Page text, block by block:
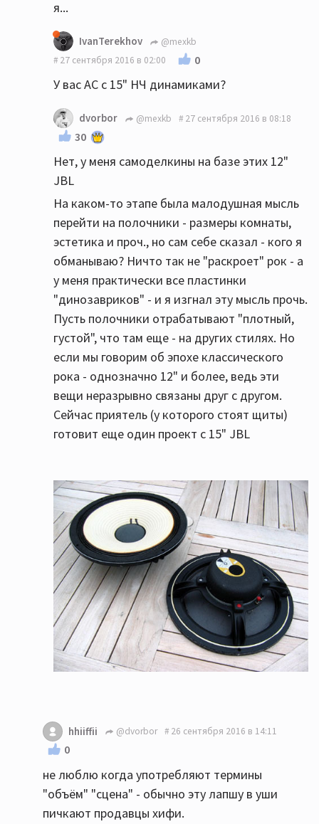
я...
IvanTerekhov
@mexkb
27 сентября 2016 в 02:00
0
У вас АС с 15" НЧ динамиками?
dvorbor @mexkb 27 сентября 2016 в 08:18
30
Нет, у меня самоделкины на базе этих 12"
JBL
На каком-то этапе была малодушная мысль
перейти на полочники - размеры комнаты,
эстетика и проч., но сам себе сказал - кого я
обманываю? Ничто так не "раскроет" рок - а
у меня практически все пластинки
"динозавриков" - и я изгнал эту мысль прочь.
Пусть полочники отрабатывают "плотный,
густой", что там еще - на других стилях. Но
если мы говорим об эпохе классического
рока - однозначно 12" и более, ведь эти
вещи неразрывно связаны друг с другом.
Сейчас приятель (у которого стоят щиты)
готовит еще один проект с 15" JBL
hhiiffii @dvorbor 26 сентября 2016 в 14:11
0
не люблю когда употребляют термины
"объём" "сцена" - обычно эту лапшу в уши
пичкают продавцы хифи.